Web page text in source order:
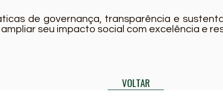
de governança, transparência e
seu impacto social com excelência e
VOLTAR